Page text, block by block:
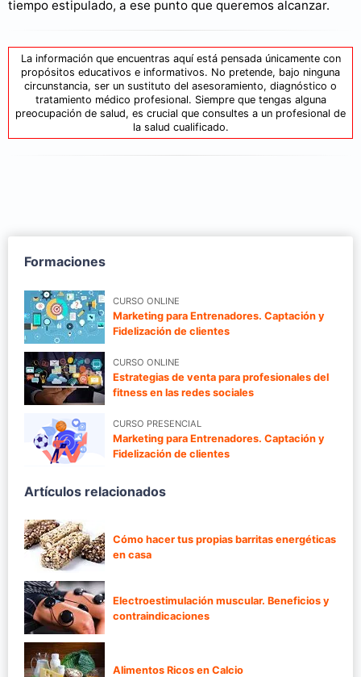
tiempo estipulado, a ese punto que queremos alcanzar.
La información que encuentras aquí está pensada únicamente con
propósitos educativos e informativos. No pretende, bajo ninguna
circunstancia, ser un sustituto del asesoramiento, diagnóstico o
tratamiento médico profesional. Siempre que tengas alguna
preocupación de salud, es crucial que consultes a un profesional de
la salud cualificado.
Formaciones
CURSO ONLINE
Marketing para Entrenadores. Captación y
Fidelización de clientes
CURSO ONLINE
Estrategias de venta para profesionales del
fitness en las redes sociales
CURSO PRESENCIAL
Marketing para Entrenadores. Captación y
Fidelización de clientes
Artículos relacionados
Cómo hacer tus propias barritas energéticas
en casa
Electroestimulación muscular. Beneficios y
contraindicaciones
Alimentos Ricos en Calcio